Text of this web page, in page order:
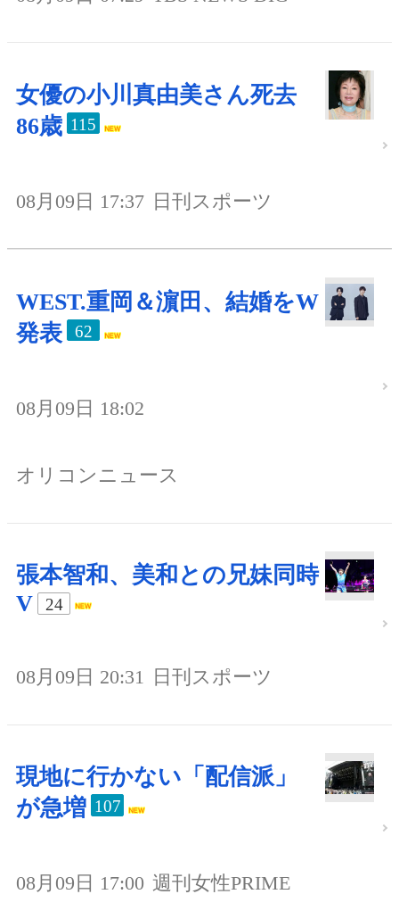
女優の小川真由美さん死去
86歳 115
08月09日 17:37 日刊スポーツ
WEST.重岡＆濵田、結婚をW
発表
62
08月09日 18:02
オリコンニュース
張本智和、美和との兄妹同時
V
24
08月09日 20:31 日刊スポーツ
現地に行かない「配信派」
が急増 107
08月09日 17:00 週刊女性PRIME